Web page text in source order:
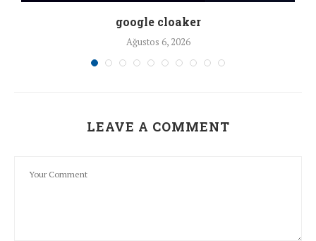
google cloaker
Ağustos 6, 2026
LEAVE A COMMENT